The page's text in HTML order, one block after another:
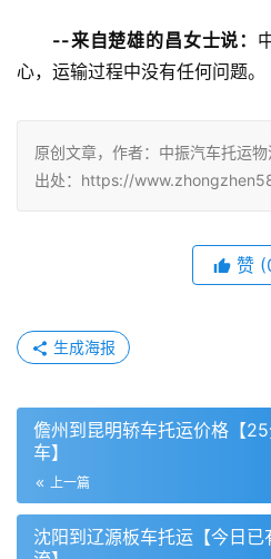
--来自楚雄的昌女士说：
心，运输过程中没有任何问题。
原创文章，作者：中振汽车托运
出处：https://
赞 (
生成海报
儋州到昆明轿车托运价格【
车】
上一篇
沈阳到辽源板车托运【今日